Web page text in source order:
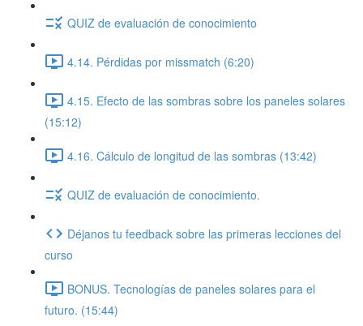
QUIZ de evaluación de conocimiento
4.14. Pérdidas por missmatch (6:20)
4.15. Efecto de las sombras sobre los paneles solares
(15:12)
4.16. Cálculo de longitud de las sombras (13:42)
QUIZ de evaluación de conocimiento.
Déjanos tu feedback sobre las primeras lecciones del
curso
BONUS. Tecnologías de paneles solares para el
futuro. (15:44)